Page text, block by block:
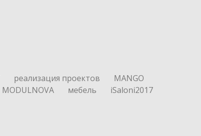
реализация проектов
MANGO
MODULNOVA мебель
iSaloni2017